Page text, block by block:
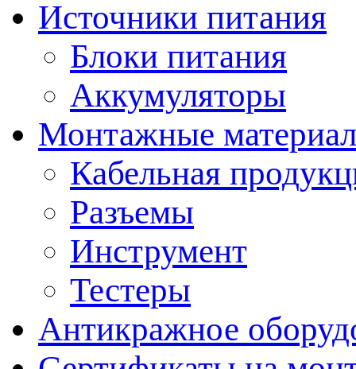
Источники питания
Блоки питания
Аккумуляторы
Монтажные
Кабельная
Разъемы
Инструмент
Тестеры
Антикражное